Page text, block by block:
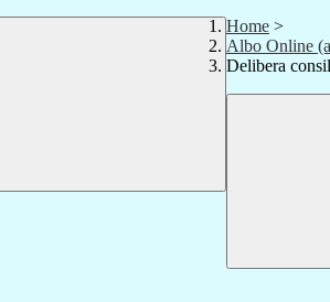
Home >
Albo Online
Delibera